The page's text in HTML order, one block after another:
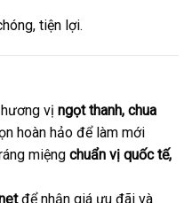
tiện lợi.
vị ngọt thanh, chua
hoàn hảo để làm mới
miệng chuẩn vị quốc tế,
để nhận giá ưu đãi và